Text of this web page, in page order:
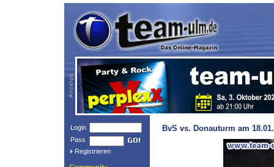
Login
Pass
Registrieren
BvS vs. Donauturm am